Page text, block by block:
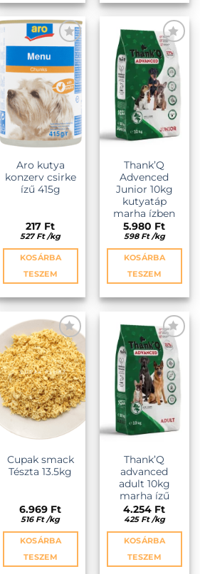
a
terméknek
több
variációja
van.
A
változatok
a
termékoldalon
választhatók
a
terméknek
több
variációja
van.
A
változatok
a
ki
KEDVENCEKHEZ
Aro kutya
konzerv csirke
ízű 415g
217 Ft
527Ft /kg
KOSÁRBA
TESZEM
KEDVENCEKHEZ
Thank’Q
Advenced
Junior 10kg
kutyatáp
marha ízben
5.980 Ft
598 Ft /kg
KOSÁRBA
TESZEM
KEDVENCEKHEZ
Cupak smack
Tészta 13.5kg
6.969 Ft
516 Ft /kg
KOSÁRBA
TESZEM
KEDVENCEKHEZ
Thank’Q
advanced
adult 10kg
marha ízű
4.254 Ft
425 Ft /kg
KOSÁRBA
TESZEM